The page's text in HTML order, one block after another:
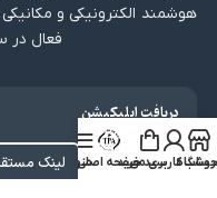
هوشمند الکترونیکی و
فعال در
دریافت اپلیکیشن
لینک حساب کاربری من
سبد خریدصفحه اصلی
منو